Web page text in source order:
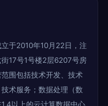
于2010年10月22日，注
17号1号楼2层6207号房
围包括技术开发、技术
术服务；数据处理（数